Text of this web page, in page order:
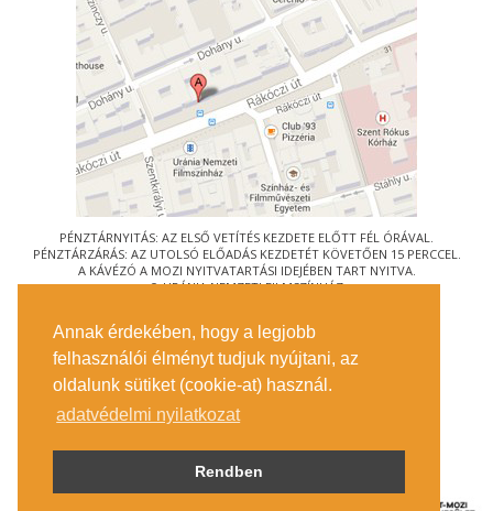
Annak érdekében, hogy a legjobb
felhasználói élményt tudjuk nyújtani, az
oldalunk sütiket (cookie-at) használ.
adatvédelmi nyilatkozat
Rendben
PÉNZTÁRNYITÁS: AZ ELSŐ VETÍTÉS KEZDETE ELŐTT FÉL ÓRÁVAL.
PÉNZTÁRZÁRÁS: AZ UTOLSÓ ELŐADÁS KEZDETÉT KÖVETŐEN 15 PERCCEL.
A KÁVÉZÓ A MOZI NYITVATARTÁSI IDEJÉBEN TART NYITVA.
© URÁNIA NEMZETI FILMSZÍNHÁZ
1088 BUDAPEST, RÁKÓCZI ÚT 21.
MEGKÖZELÍTÉS
JEGYINFORMÁCIÓ
ÍRJON NEKÜNK!
KÖZÉRDEKŰ ADATOK